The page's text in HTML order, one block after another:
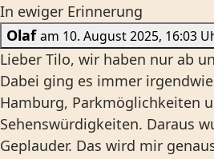
In ewiger Erinnerung
Olaf
am 10. August 2025,
Lieber Tilo, wir haben nur ab
Dabei ging es immer
Hamburg, Parkmöglichkeiten
Sehenswürdigkeiten. Daraus
Geplauder. Das wird mir